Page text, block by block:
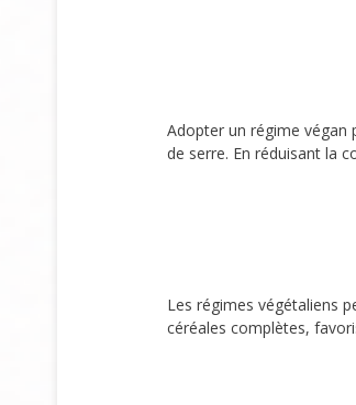
Adopter un régime végan
de serre. En réduisant la
Les régimes végétaliens
céréales complètes,